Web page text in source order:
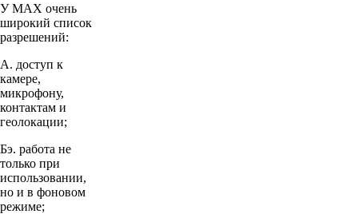
У MAX очень
широкий список
разрешений:
А. доступ к
камере,
микрофону,
контактам и
геолокации;
Бэ. работа не
только при
использовании,
но и в фоновом
режиме;